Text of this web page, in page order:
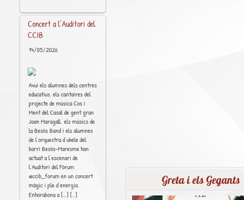
Concert a l’Auditori del
CCIB
14/05/2026
Avui els alumnes dels centres
educatius, els cantaires del
projecte de música Cos i
Ment del Casal de gent gran
Joan Maragall, els músics de
la Besós Band i els alumnes
de l’orquestra d’ukele del
barri Besòs-Maresme han
actuat a l’escenari de
l’Auditori del Fòrum
@ccib_forum en un concert
màgic i ple d’energia.
Enhorabona a […] [..]
Greta i els Gegants